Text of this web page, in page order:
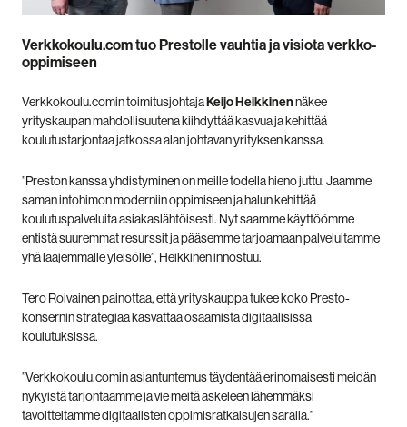
Verkkokoulu.com tuo Prestolle vauhtia ja visiota verkko-
oppimiseen
Verkkokoulu.comin toimitusjohtajaKeijo Heikkinennäkee
yrityskaupan mahdollisuutena kiihdyttää kasvua ja kehittää
koulutustarjontaa jatkossa alan johtavan yrityksen kanssa.
”Preston kanssa yhdistyminen on meille todella hieno juttu. Jaamme
saman intohimon moderniin oppimiseen ja halun kehittää
koulutuspalveluita asiakaslähtöisesti. Nyt saamme käyttöömme
entistä suuremmat resurssit ja pääsemme tarjoamaan palveluitamme
yhä laajemmalle yleisölle”, Heikkinen innostuu.
Tero Roivainen painottaa, että yrityskauppa tukee koko Presto-
konsernin strategiaa kasvattaa osaamista digitaalisissa
koulutuksissa.
”Verkkokoulu.comin asiantuntemus täydentää erinomaisesti meidän
nykyistä tarjontaamme ja vie meitä askeleen lähemmäksi
tavoitteitamme digitaalisten oppimisratkaisujen saralla.”